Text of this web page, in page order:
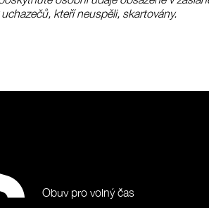
kteří neuspěli, skartovány.
Obuv pro volný čas